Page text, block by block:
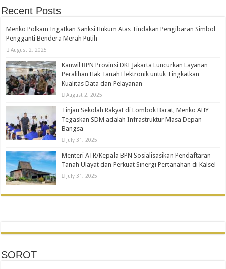
Recent Posts
Menko Polkam Ingatkan Sanksi Hukum Atas Tindakan Pengibaran Simbol
Pengganti Bendera Merah Putih
August 2, 2025
Kanwil BPN Provinsi DKI Jakarta Luncurkan Layanan
Peralihan Hak Tanah Elektronik untuk Tingkatkan
Kualitas Data dan Pelayanan
August 2, 2025
Tinjau Sekolah Rakyat di Lombok Barat, Menko AHY
Tegaskan SDM adalah Infrastruktur Masa Depan
Bangsa
July 31, 2025
Menteri ATR/Kepala BPN Sosialisasikan Pendaftaran
Tanah Ulayat dan Perkuat Sinergi Pertanahan di Kalsel
July 31, 2025
SOROT